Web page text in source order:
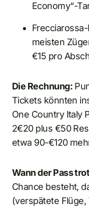
Economy“-
meisten
€15 pro
Die Rechnung:
Tickets könnten
One Country Italy
2€20 plus €50
etwa 90-€120
Wann der Pass
Chance besteht,
(verspätete